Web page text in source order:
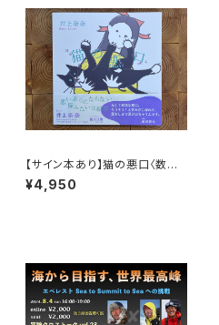
【サイン本あり】猫の悪口〈数量
限定・オリジナルトート付き〉
¥4,950